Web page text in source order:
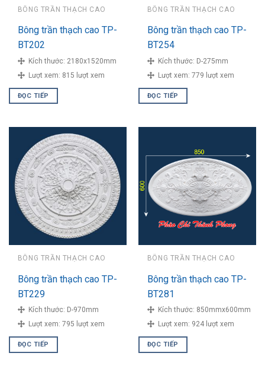
BÔNG TRẦN THẠCH CAO
Bông trần thạch cao TP-
BT202
Kích thước: 2180x1520mm
Lượt xem: 815 lượt xem
ĐỌC TIẾP
BÔNG TRẦN THẠCH CAO
Bông trần thạch cao TP-
BT254
Kích thước: D-275mm
Lượt xem: 779 lượt xem
ĐỌC TIẾP
BÔNG TRẦN THẠCH CAO
Bông trần thạch cao TP-
BT229
Kích thước: D-970mm
Lượt xem: 795 lượt xem
ĐỌC TIẾP
BÔNG TRẦN THẠCH CAO
Bông trần thạch cao TP-
BT281
Kích thước: 850mmx600mm
Lượt xem: 924 lượt xem
ĐỌC TIẾP